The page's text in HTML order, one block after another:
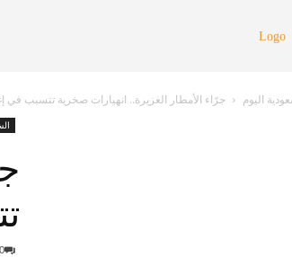
اليوم جرّاء الأمطار الغزيرة.. انهيارات صخرية تتسبب في
0